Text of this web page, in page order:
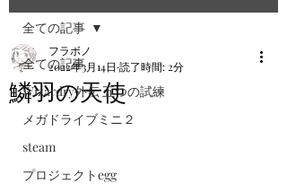
全ての記事
Wizardry外伝 五つの試練
メガドライブミニ２
steam
プロジェクトegg
全ての記事
鱗羽の天使
フラボノ
2022年3月14日 読了時間: 2分